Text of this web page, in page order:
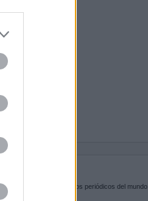
es la puerta de entrada a los periódicos del mundo.